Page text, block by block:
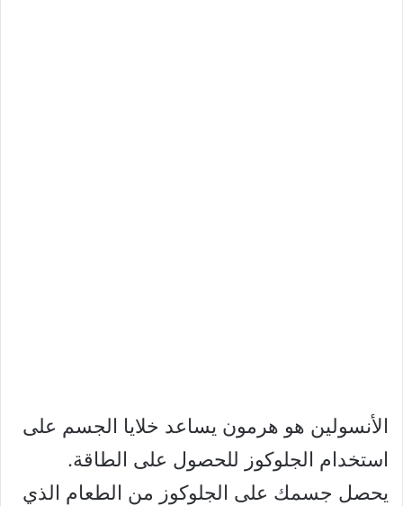
الأنسولين هو هرمون يساعد خلايا الجسم على
استخدام الجلوكوز للحصول على الطاقة.
يحصل جسمك على الجلوكوز من الطعام الذي